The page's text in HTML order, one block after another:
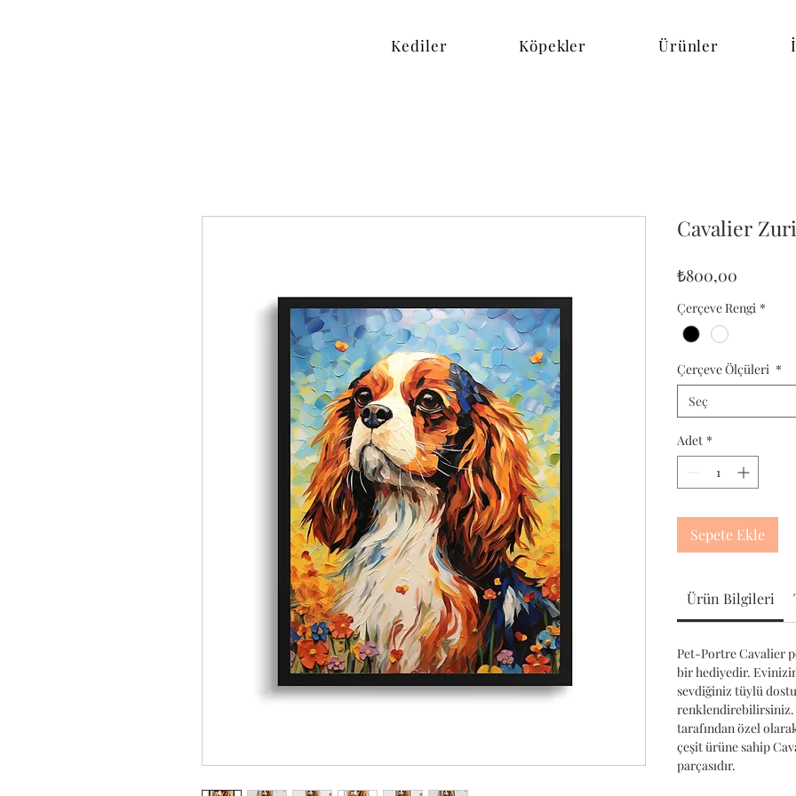
Kediler Köpekler Ürünler
Cavalier
₺800,00
Çerçeve Rengi *
Çerçeve Ölçüleri *
Seç
Adet *
Sepete Ekle
Ürün Bilgileri
Pet-Portre Cavalier
bir hediyedir.
sevdiğiniz tüylü
renklendirebilirsiniz.
tarafından özel
çeşit ürüne sahip
parçasıdır.